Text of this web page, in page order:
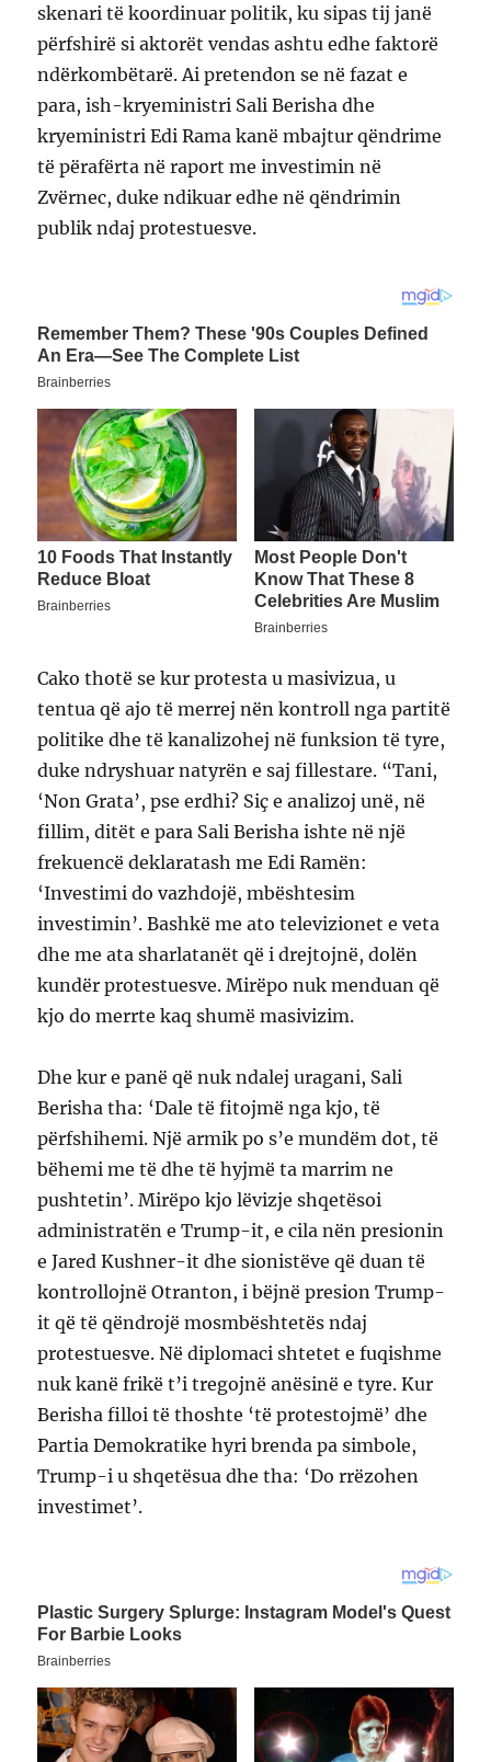
skenari të koordinuar politik, ku sipas tij janë
përfshirë si aktorët vendas ashtu edhe faktorë
ndërkombëtarë. Ai pretendon se në fazat e
para, ish-kryeministri Sali Berisha dhe
kryeministri Edi Rama kanë mbajtur qëndrime
të përafërta në raport me investimin në
Zvërnec, duke ndikuar edhe në qëndrimin
publik ndaj protestuesve.
Cako thotë se kur protesta u masivizua, u
tentua që ajo të merrej nën kontroll nga partitë
politike dhe të kanalizohej në funksion të tyre,
duke ndryshuar natyrën e saj fillestare. “Tani,
‘Non Grata’, pse erdhi? Siç e analizoj unë, në
fillim, ditët e para Sali Berisha ishte në një
frekuencë deklaratash me Edi Ramën:
‘Investimi do vazhdojë, mbështesim
investimin’. Bashkë me ato televizionet e veta
dhe me ata sharlatanët që i drejtojnë, dolën
kundër protestuesve. Mirëpo nuk menduan që
kjo do merrte kaq shumë masivizim.
Dhe kur e panë që nuk ndalej uragani, Sali
Berisha tha: ‘Dale të fitojmë nga kjo, të
përfshihemi. Një armik po s’e mundëm dot, të
bëhemi me të dhe të hyjmë ta marrim ne
pushtetin’. Mirëpo kjo lëvizje shqetësoi
administratën e Trump-it, e cila nën presionin
e Jared Kushner-it dhe sionistëve që duan të
kontrollojnë Otranton, i bëjnë presion Trump-
it që të qëndrojë mosmbështetës ndaj
protestuesve. Në diplomaci shtetet e fuqishme
nuk kanë frikë t’i tregojnë anësinë e tyre. Kur
Berisha filloi të thoshte ‘të protestojmë’ dhe
Partia Demokratike hyri brenda pa simbole,
Trump-i u shqetësua dhe tha: ‘Do rrëzohen
investimet’.